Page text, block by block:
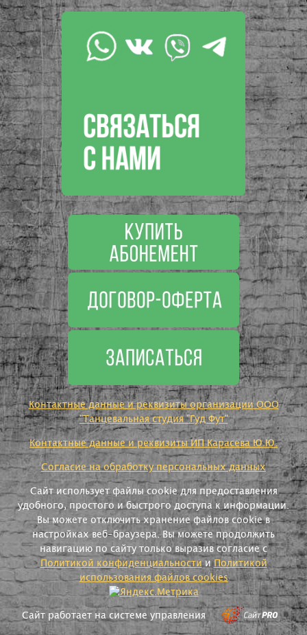
Контактные данные и реквизиты организации ООО
"Танцевальная студия "Гуд Фут"
Контактные данные и реквизиты ИП Карасева Ю.Ю.
Согласие на обработку персональных данных
Сайт использует файлы cookie для предоставления
удобного, простого и быстрого доступа к информации.
Вы можете отключить хранение файлов cookie в
настройках веб-браузера. Вы можете продолжить
навигацию по сайту только выразив согласие с
Политикой конфиденциальностииПолитикой
использования файлов cookies
Сайт работает на системе управления